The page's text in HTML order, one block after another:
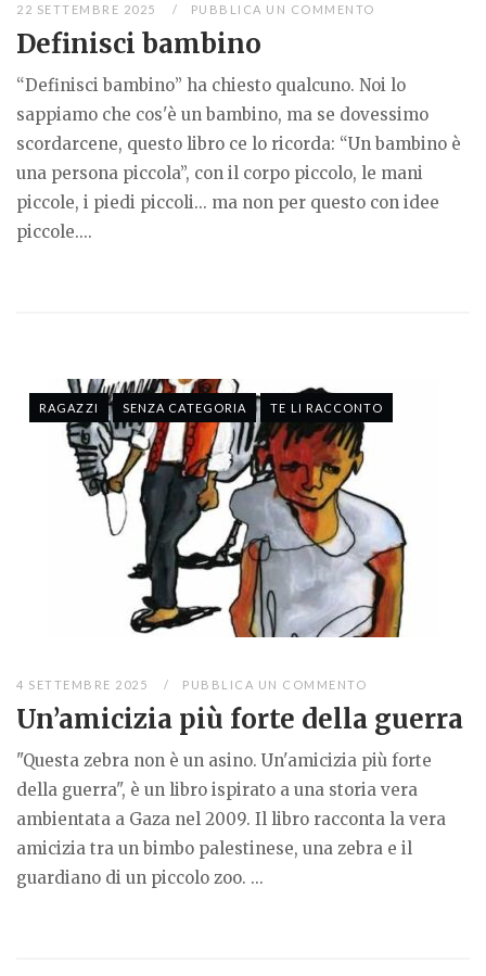
22 SETTEMBRE 2025 PUBBLICA UN COMMENTO
Definisci bambino
“Definisci bambino” ha chiesto qualcuno. Noi lo
sappiamo che cos'è un bambino, ma se dovessimo
scordarcene, questo libro ce lo ricorda: “Un bambino è
una persona piccola”, con il corpo piccolo, le mani
piccole, i piedi piccoli... ma non per questo con idee
piccole....
RAGAZZI SENZA CATEGORIA TE LI RACCONTO
4 SETTEMBRE 2025 PUBBLICA UN COMMENTO
Un’amicizia più forte della guerra
"Questa zebra non è un asino. Un'amicizia più forte
della guerra", è un libro ispirato a una storia vera
ambientata a Gaza nel 2009. Il libro racconta la vera
amicizia tra un bimbo palestinese, una zebra e il
guardiano di un piccolo zoo. ...